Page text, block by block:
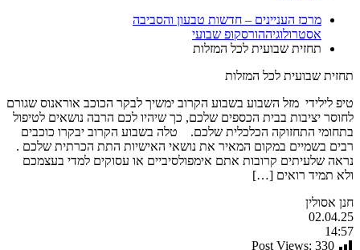
מרכז העניינים – חדשות טבעון והסביבה
אסטרולוגיההורסקופ שבועי
תחזית שבועית לכל המזלות
תחזית שבועית לכל המזלות
טיפ לילידי מזל השבוע בשבוע הקרוב ימשיך לבקר הכוכב אוראנוס שגורם
לחוסר יציבות בבית הכספים שלכם, כך שיהיו לכם הרבה נושאים לטיפול
בתחומי התחזוקה הכלכלית שלכם. טלה בשבוע הקרוב יבקרו כוכבים
רבים בשמיים במקום המאיר את נושאי האישיות התת הכרתית שלכם .
נראה שלעיתים קרובות אתם אימפולסיביים או עסוקים למדי בעצמכם
ולא תמיד רואים […]
חנן אסולין
02.04.25
14:57
Post Views: 330